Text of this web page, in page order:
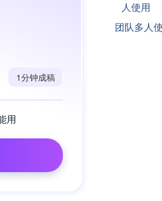
1分钟成稿
用
团队多人